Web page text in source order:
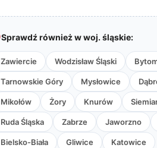
Sprawdź również w woj. śląskie:
Zawiercie Wodzisław Śląski
Tarnowskie Góry Mysłowice
Mikołów Żory Knurów
Ruda Śląska Zabrze Jaworzno
Bielsko-Biała Gliwice Katowice